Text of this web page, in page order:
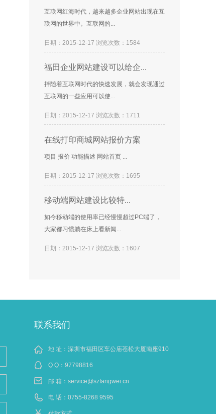
互联网红海时代，越来越多企业网站出现在互
联网的世界中。互联网的...
日期：2015-12-17 浏览次数：1584
福田企业网站建设可以给企...
拌随着互联网时代的快速发展，就会发现通过
互联网的一些应用可以使...
日期：2015-12-17 浏览次数：1711
在线打印商城网站报价方案
项目 报价 功能描述 网站首页 ...
日期：2015-12-17 浏览次数：1695
移动端网站建设比较特...
如今移动端的使用率已经慢慢超过PC端了，
大家都习惯躺在床上看新闻...
日期：2015-12-17 浏览次数：1607
联系我们
地 址：深圳市福田区车公庙苍松大厦南座910
Q Q： 97798816
邮 箱： service@szfangwei.cn
电 话：0755-8268 9595